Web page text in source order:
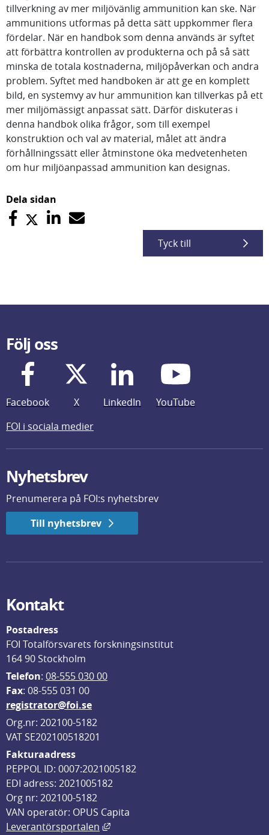
tillverkning av mer miljövänlig ammunition kan ske. När
ammunitions utformas på detta sätt uppkommer flera
fördelar. När en handbok som denna används är syftet
att förbättra kontrollen av produkterna och på så sätt
minska de totala kostnaderna, miljöpåverkan och andra
problem. Syftet med handboken är att ge en komplett
bild, en systemvy av hur ammunition kan tillverkas på ett
mer miljömässigt anpassat sätt. Därför diskuteras i
denna handbok olika frågor, som till exempel
konstruktion och val av material, målet att ändra
förhållningssätt eller åtminstone öka medvetenheten
om hur miljöanpassad ammunition kan designas.
Dela sidan
Tyck till
Följ oss
Facebook X LinkedIn
YouTube
FOI i sociala medier
Nyhetsbrev
Prenumerera på FOI:s nyhetsbrev
Till nyhetsbrev
Kontakt
Postadress
FOI Totalförsvarets forskningsinstitut
164 90 Stockholm
Telefon: 08-555 030 00
Fax: 08-555 031 00
registrator@foi.se
Org.nr: 202100-5182
VAT SE202100518201
Fakturaadress
PEPPOL ID: 0007:2021005182
EDI adress: 2021005182
Org nr: 202100-5182
VAN operatör: OPUS Capita
Leverantörsportalen
Länk till annan webbplats, öppnas